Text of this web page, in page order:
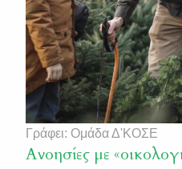
Γράφει: Ομάδα Δ'ΚΟΣΕ
Ανοησίες με